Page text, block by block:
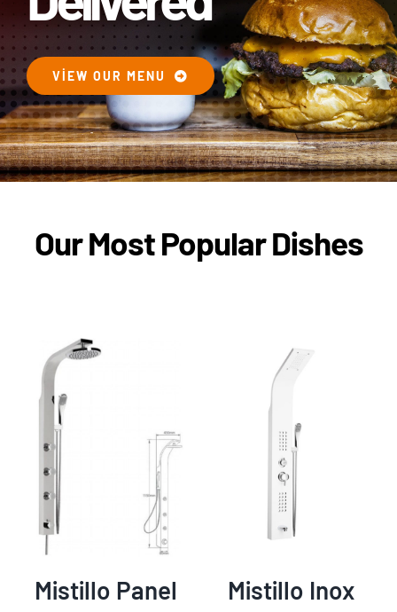
VIEW OUR MENU
Our Most Popular Dishes
Mistillo Panel
AYRINTILAR
Mistillo Inox